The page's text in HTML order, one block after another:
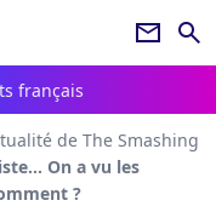
newsletter search
français
de The Smashing
On a vu les
?